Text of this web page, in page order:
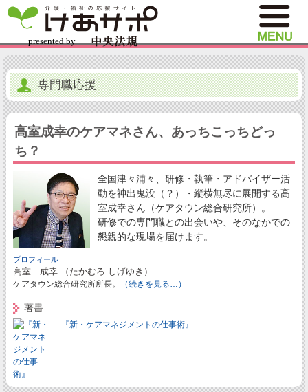
専門職応援
高室成幸のケアマネさん、あっちこっちどっ
ち？
全国津々浦々、研修・執筆・アドバイザー活
動を神出鬼没（？）・縦横無尽に展開する高
室成幸さん（ケアタウン総合研究所）。
研修での専門職との出会いや、そのなかでの
懇親的な現場を届けます。
プロフィール
高室 成幸 （たかむろ しげゆき）
ケアタウン総合研究所所長。 （続きを見る…）
著書
『新・ケアマネジメントの仕事術』